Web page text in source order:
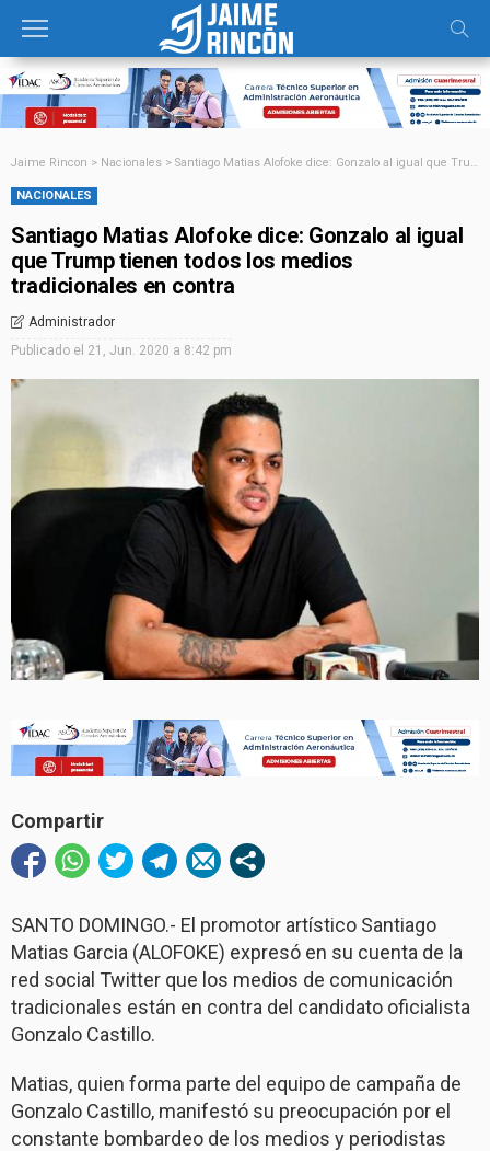
Jaime Rincon > Nacionales > Santiago Matias Alofoke dice: Gonzalo al igual que Trump tienen todos los medios tradicionales en contra
NACIONALES
Santiago Matias Alofoke dice: Gonzalo al igual
que Trump tienen todos los medios
tradicionales en contra
Administrador
Publicado el 21, Jun. 2020 a 8:42 pm
Compartir
SANTO DOMINGO.- El promotor artístico Santiago
Matias Garcia (ALOFOKE) expresó en su cuenta de la
red social Twitter que los medios de comunicación
tradicionales están en contra del candidato oficialista
Gonzalo Castillo.
Matias, quien forma parte del equipo de campaña de
Gonzalo Castillo, manifestó su preocupación por el
constante bombardeo de los medios y periodistas